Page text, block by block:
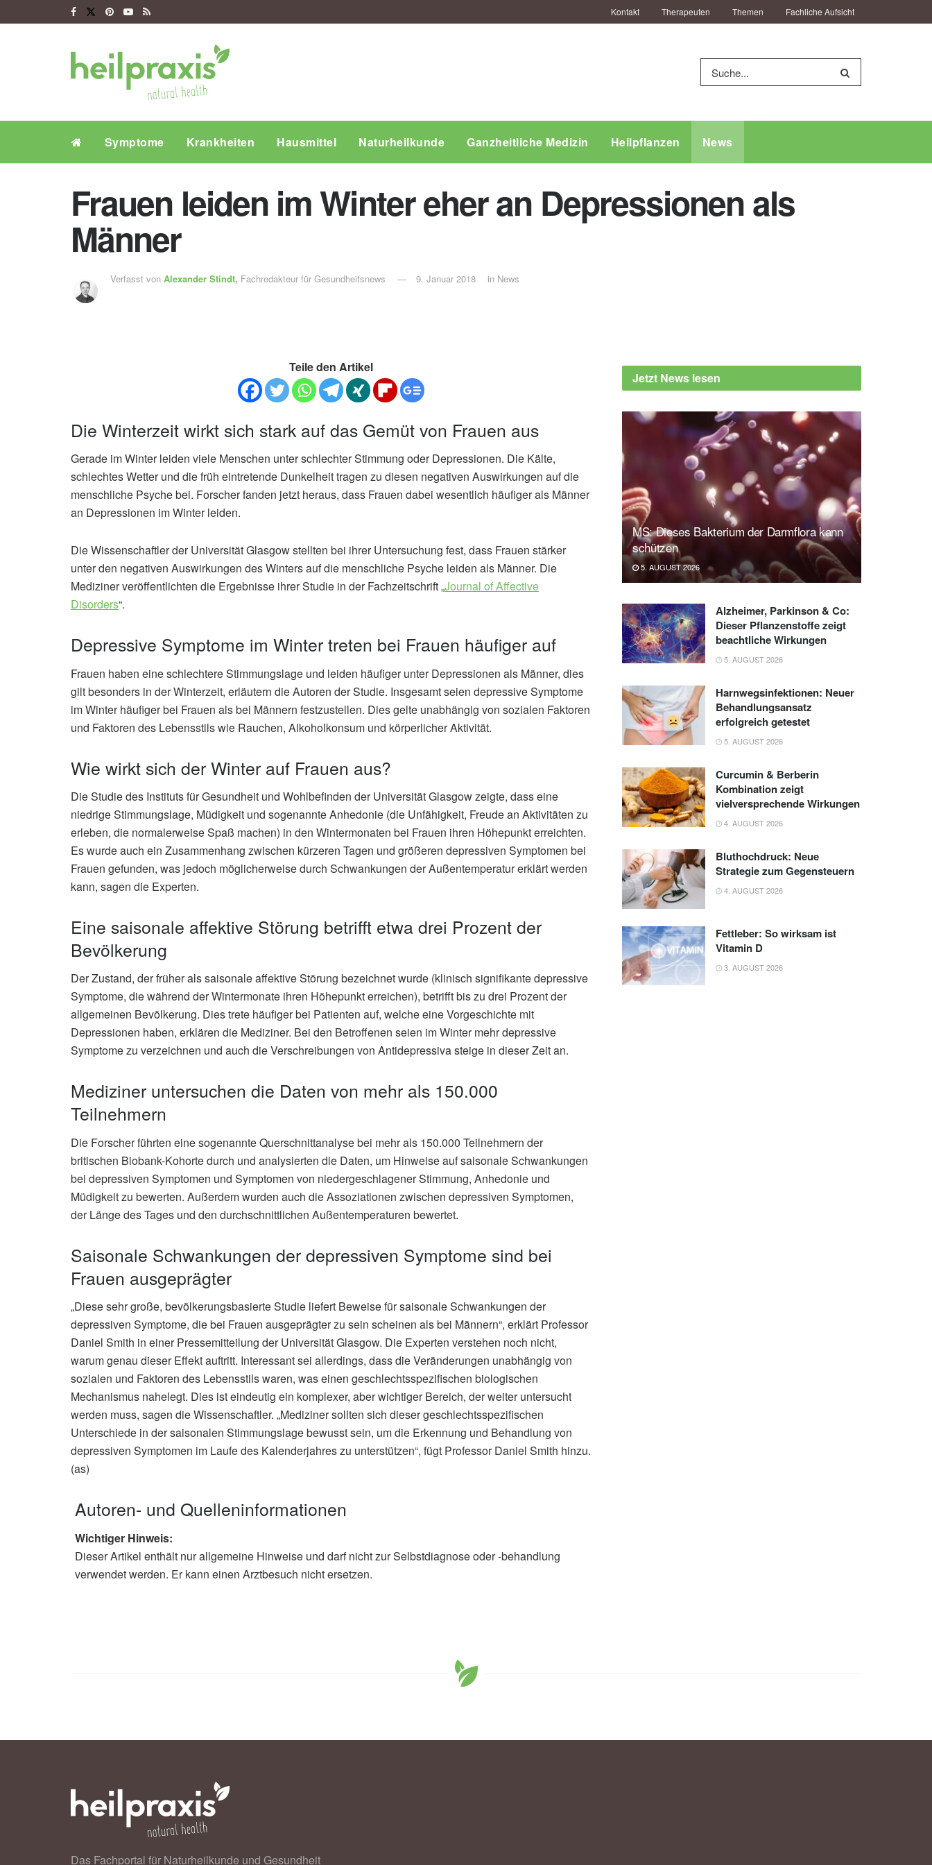
Kontakt Therapeuten Themen Fachliche Aufsicht
Symptome Krankheiten Hausmittel Naturheilkunde Ganzheitliche Medizin Heilpflanzen News
Frauen leiden im Winter eher an Depressionen als
Männer
Verfasst von Alexander Stindt, Fachredakteur für Gesundheitsnews 9. Januar 2018 in News
Teile den Artikel
Die Winterzeit wirkt sich stark auf das Gemüt von Frauen aus
Gerade im Winter leiden viele Menschen unter schlechter Stimmung oder Depressionen. Die Kälte,
schlechtes Wetter und die früh eintretende Dunkelheit tragen zu diesen negativen Auswirkungen auf die
menschliche Psyche bei. Forscher fanden jetzt heraus, dass Frauen dabei wesentlich häufiger als Männer
an Depressionen im Winter leiden.
Die Wissenschaftler der Universität Glasgow stellten bei ihrer Untersuchung fest, dass Frauen stärker
unter den negativen Auswirkungen des Winters auf die menschliche Psyche leiden als Männer. Die
Mediziner veröffentlichten die Ergebnisse ihrer Studie in der Fachzeitschrift „Journal of Affective
Disorders“.
Depressive Symptome im Winter treten bei Frauen häufiger auf
Frauen haben eine schlechtere Stimmungslage und leiden häufiger unter Depressionen als Männer, dies
gilt besonders in der Winterzeit, erläutern die Autoren der Studie. Insgesamt seien depressive Symptome
im Winter häufiger bei Frauen als bei Männern festzustellen. Dies gelte unabhängig von sozialen Faktoren
und Faktoren des Lebensstils wie Rauchen, Alkoholkonsum und körperlicher Aktivität.
Wie wirkt sich der Winter auf Frauen aus?
Die Studie des Instituts für Gesundheit und Wohlbefinden der Universität Glasgow zeigte, dass eine
niedrige Stimmungslage, Müdigkeit und sogenannte Anhedonie (die Unfähigkeit, Freude an Aktivitäten zu
erleben, die normalerweise Spaß machen) in den Wintermonaten bei Frauen ihren Höhepunkt erreichten.
Es wurde auch ein Zusammenhang zwischen kürzeren Tagen und größeren depressiven Symptomen bei
Frauen gefunden, was jedoch möglicherweise durch Schwankungen der Außentemperatur erklärt werden
kann, sagen die Experten.
Eine saisonale affektive Störung betrifft etwa drei Prozent der
Bevölkerung
Der Zustand, der früher als saisonale affektive Störung bezeichnet wurde (klinisch signifikante depressive
Symptome, die während der Wintermonate ihren Höhepunkt erreichen), betrifft bis zu drei Prozent der
allgemeinen Bevölkerung. Dies trete häufiger bei Patienten auf, welche eine Vorgeschichte mit
Depressionen haben, erklären die Mediziner. Bei den Betroffenen seien im Winter mehr depressive
Symptome zu verzeichnen und auch die Verschreibungen von Antidepressiva steige in dieser Zeit an.
Mediziner untersuchen die Daten von mehr als 150.000
Teilnehmern
Die Forscher führten eine sogenannte Querschnittanalyse bei mehr als 150.000 Teilnehmern der
britischen Biobank-Kohorte durch und analysierten die Daten, um Hinweise auf saisonale Schwankungen
bei depressiven Symptomen und Symptomen von niedergeschlagener Stimmung, Anhedonie und
Müdigkeit zu bewerten. Außerdem wurden auch die Assoziationen zwischen depressiven Symptomen,
der Länge des Tages und den durchschnittlichen Außentemperaturen bewertet.
Saisonale Schwankungen der depressiven Symptome sind bei
Frauen ausgeprägter
„Diese sehr große, bevölkerungsbasierte Studie liefert Beweise für saisonale Schwankungen der
depressiven Symptome, die bei Frauen ausgeprägter zu sein scheinen als bei Männern“, erklärt Professor
Daniel Smith in einer Pressemitteilung der Universität Glasgow. Die Experten verstehen noch nicht,
warum genau dieser Effekt auftritt. Interessant sei allerdings, dass die Veränderungen unabhängig von
sozialen und Faktoren des Lebensstils waren, was einen geschlechtsspezifischen biologischen
Mechanismus nahelegt. Dies ist eindeutig ein komplexer, aber wichtiger Bereich, der weiter untersucht
werden muss, sagen die Wissenschaftler. „Mediziner sollten sich dieser geschlechtsspezifischen
Unterschiede in der saisonalen Stimmungslage bewusst sein, um die Erkennung und Behandlung von
depressiven Symptomen im Laufe des Kalenderjahres zu unterstützen“, fügt Professor Daniel Smith hinzu.
(as)
Autoren- und Quelleninformationen
Wichtiger Hinweis:
Dieser Artikel enthält nur allgemeine Hinweise und darf nicht zur Selbstdiagnose oder -behandlung
verwendet werden. Er kann einen Arztbesuch nicht ersetzen.
Jetzt News lesen
MS: Dieses Bakterium der Darmflora kann
schützen
5. AUGUST 2026
Alzheimer, Parkinson & Co:
Dieser Pflanzenstoffe zeigt
beachtliche Wirkungen
5. AUGUST 2026
Harnwegsinfektionen: Neuer
Behandlungsansatz
erfolgreich getestet
5. AUGUST 2026
Curcumin & Berberin
Kombination zeigt
vielversprechende Wirkungen
4. AUGUST 2026
Bluthochdruck: Neue
Strategie zum Gegensteuern
4. AUGUST 2026
Fettleber: So wirksam ist
Vitamin D
3. AUGUST 2026
Das Fachportal für Naturheilkunde und Gesundheit